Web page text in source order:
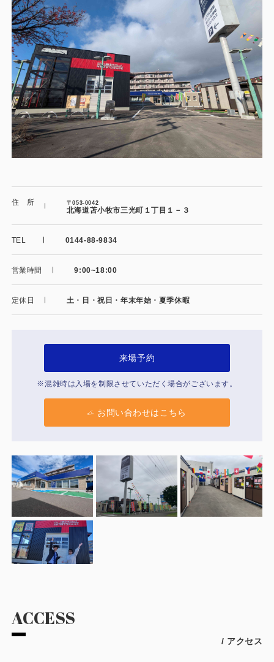
用途から探す
事務所・作業場
倉庫・工場
店舗
ガレージ・物置
勉強部屋・子供部屋
休憩室・喫煙室
製品特長と納入までの流れ
ユニットハウス
危険物保管庫
あなたにナガワがお薦めの理由
会社概要
よくあるご質問
お問い合わせ
ショッピングカート
映像集
住 所 〒053-0042
北海道苫小牧市三光町１丁目１－３
TEL 0144-88-9834
営業時間 9:00~18:00
定休日 土・日・祝日・年末年始・夏季休暇
来場予約
※混雑時は入場を制限させていただく場合がございます。
お問い合わせはこちら
ACCESS
/ アクセス